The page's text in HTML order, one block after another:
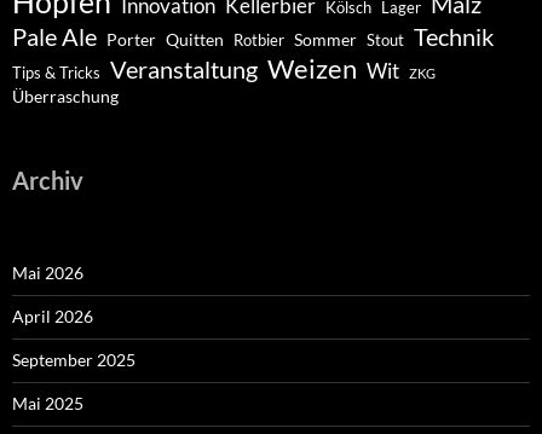
Innovation Kellerbier Kölsch Lager
Pale Ale Porter Quitten Rotbier Sommer Stout Technik
Tips & Tricks Veranstaltung Weizen Wit ZKG
Überraschung
Archiv
Mai 2026
April 2026
September 2025
Mai 2025